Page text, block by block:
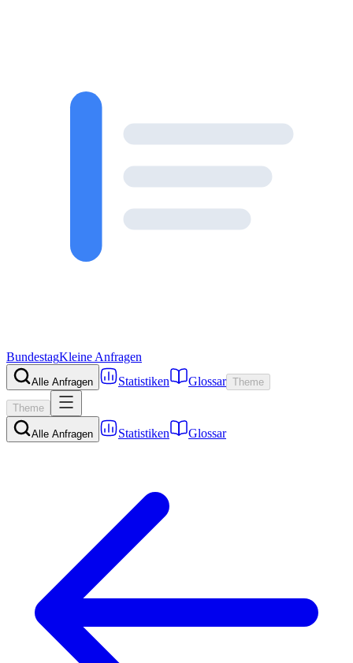
BundestagKleine Anfragen
Alle Anfragen Statistiken Glossar Theme
Theme
Alle Anfragen Statistiken Glossar